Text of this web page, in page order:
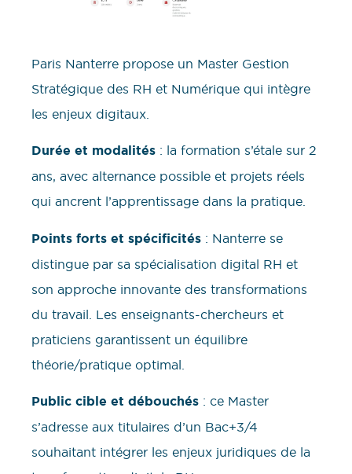
Paris Nanterre propose un Master Gestion
Stratégique des RH et Numérique qui intègre
les enjeux digitaux.
Durée et modalités : la formation s’étale sur 2
ans, avec alternance possible et projets réels
qui ancrent l’apprentissage dans la pratique.
Points forts et spécificités : Nanterre se
distingue par sa spécialisation digital RH et
son approche innovante des transformations
du travail. Les enseignants-chercheurs et
praticiens garantissent un équilibre
théorie/pratique optimal.
Public cible et débouchés : ce Master
s’adresse aux titulaires d’un Bac+3/4
souhaitant intégrer les enjeux juridiques de la